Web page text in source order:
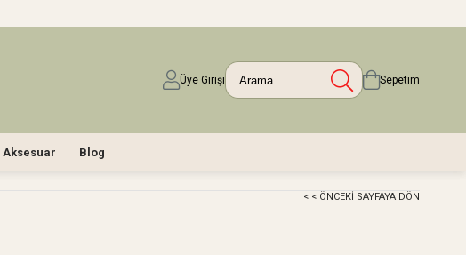
Üye Girişi Sepetim
Aksesuar Blog
< < ÖNCEKI SAYFAYA DÖN